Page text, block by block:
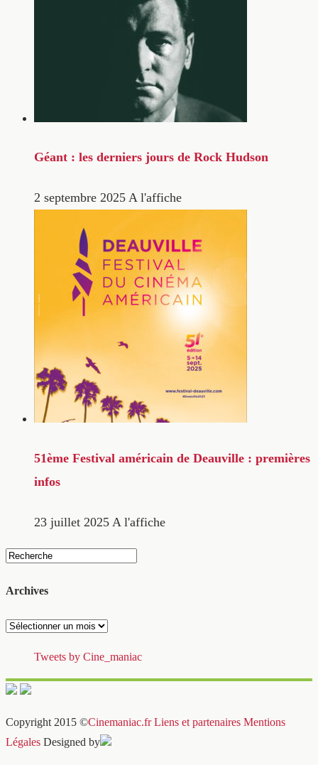
Géant : les derniers jours de Rock Hudson
2 septembre 2025 A l'affiche
51ème Festival américain de Deauville : premières
infos
23 juillet 2025 A l'affiche
Archives
Archives
Tweets by Cine_maniac
Copyright 2015 ©Cinemaniac.fr Liens et partenaires Mentions
Légales Designed by